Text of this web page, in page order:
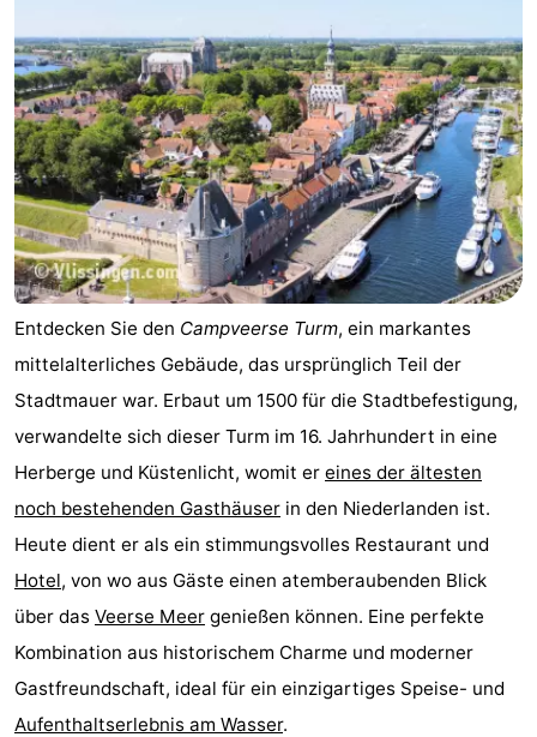
Bruinisse
-
Zierikzee
-
Natur
Oosterschelde
-
Burgh
Haamstede
-
Natur
Kop
van
Walcheren
Veere
-
Oranjezon
Oostkapelle
-
de
Mantelingen
Domburg
-
Westkapelle
-
Natur
-
Entdecken Sie den Campveerse Turm, ein markantes
mittelalterliches Gebäude, das ursprünglich Teil der
Stadtmauer war. Erbaut um 1500 für die Stadtbefestigung,
verwandelte sich dieser Turm im 16. Jahrhundert in eine
Herberge und Küstenlicht, womit er eines der ältesten
noch bestehenden Gasthäuser in den Niederlanden ist.
Heute dient er als ein stimmungsvolles Restaurant und
Hotel, von wo aus Gäste einen atemberaubenden Blick
über das Veerse Meer genießen können. Eine perfekte
Kombination aus historischem Charme und moderner
Gastfreundschaft, ideal für ein einzigartiges Speise- und
Aufenthaltserlebnis am Wasser.